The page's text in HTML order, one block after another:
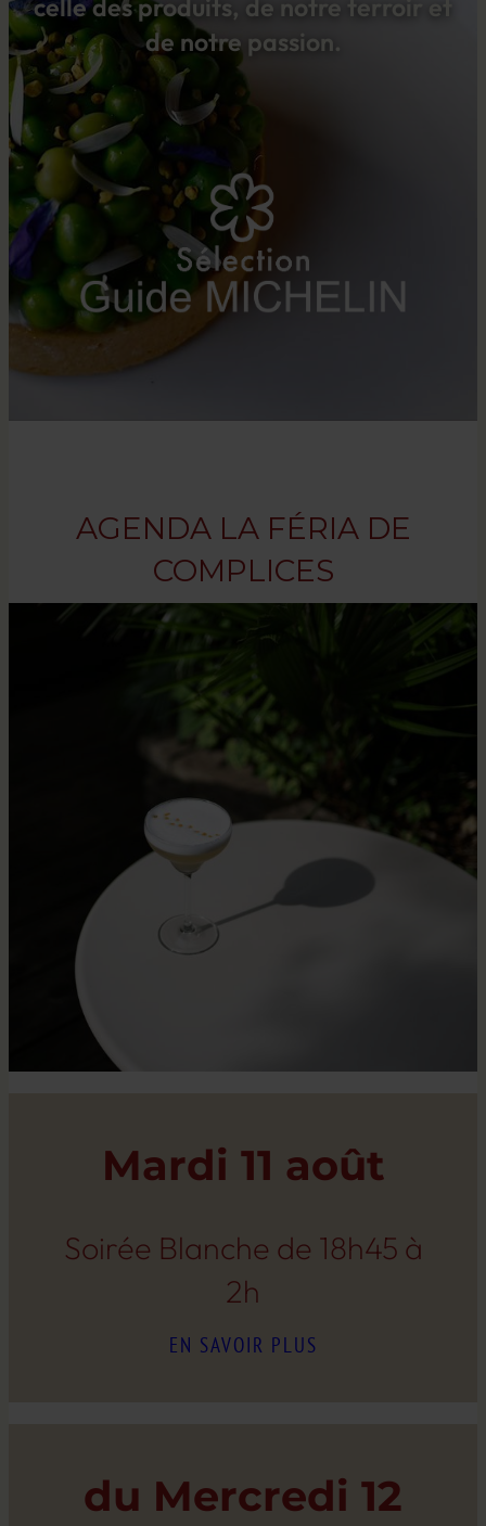
celle des produits, de notre terroir et
de notre passion.
AGENDA LA FÉRIA DE
COMPLICES
Mardi 11 août
Soirée Blanche de 18h45 à
2h
EN SAVOIR PLUS
du Mercredi 12